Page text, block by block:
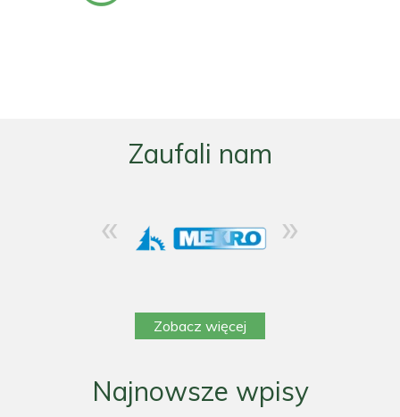
Zaufali nam
« »
Zobacz więcej
Najnowsze wpisy